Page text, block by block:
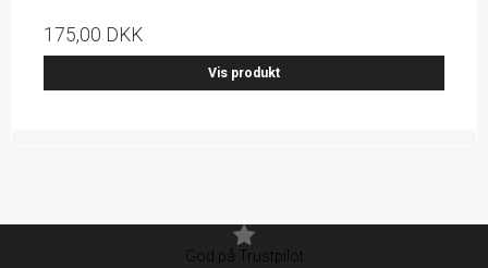
175,00 DKK
Vis produkt
God på Trustpilot